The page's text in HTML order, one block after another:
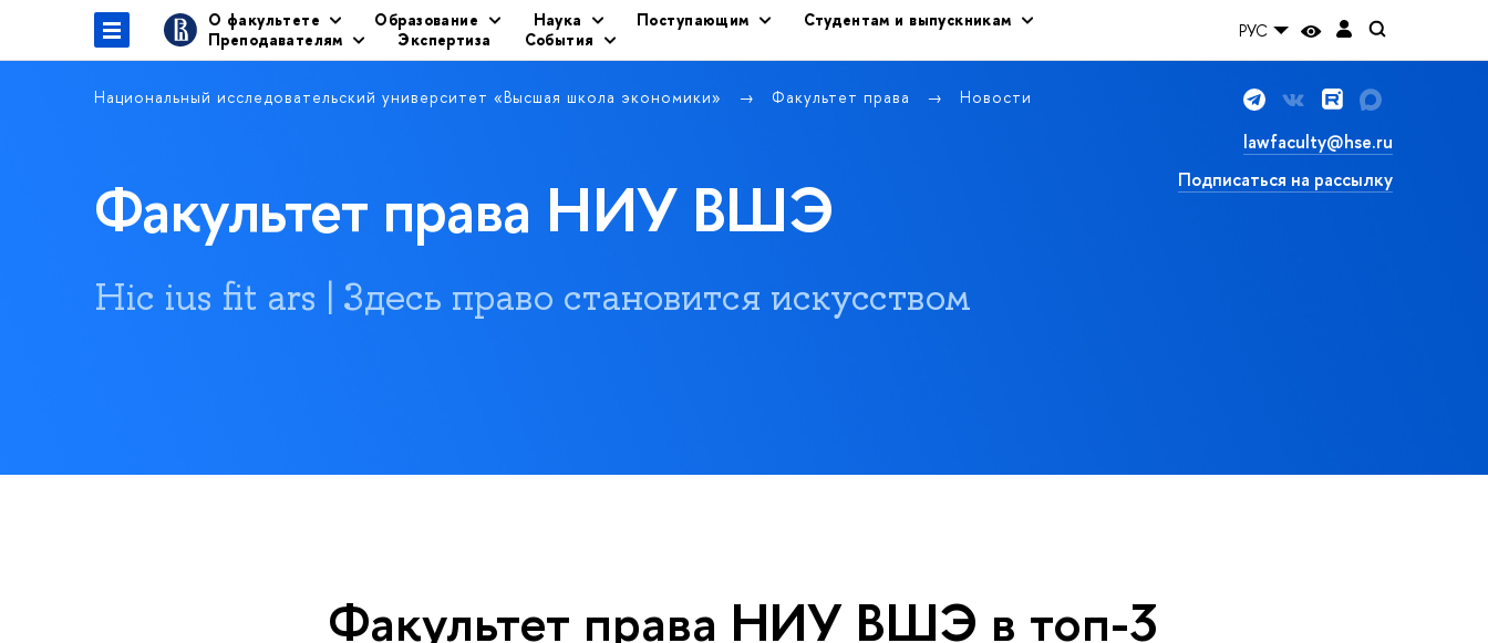
О факультете Образование Наука Поступающим
Студентам и выпускникам
Преподавателям
Экспертиза События РУС
Национальный исследовательский университет «Высшая школа экономики» Факультет права Новости
Факультет права НИУ ВШЭ
Hic ius fit ars | Здесь право становится искусством
lawfaculty@hse.ru
Подписаться на рассылку
Факультет права НИУ ВШЭ в топ-3